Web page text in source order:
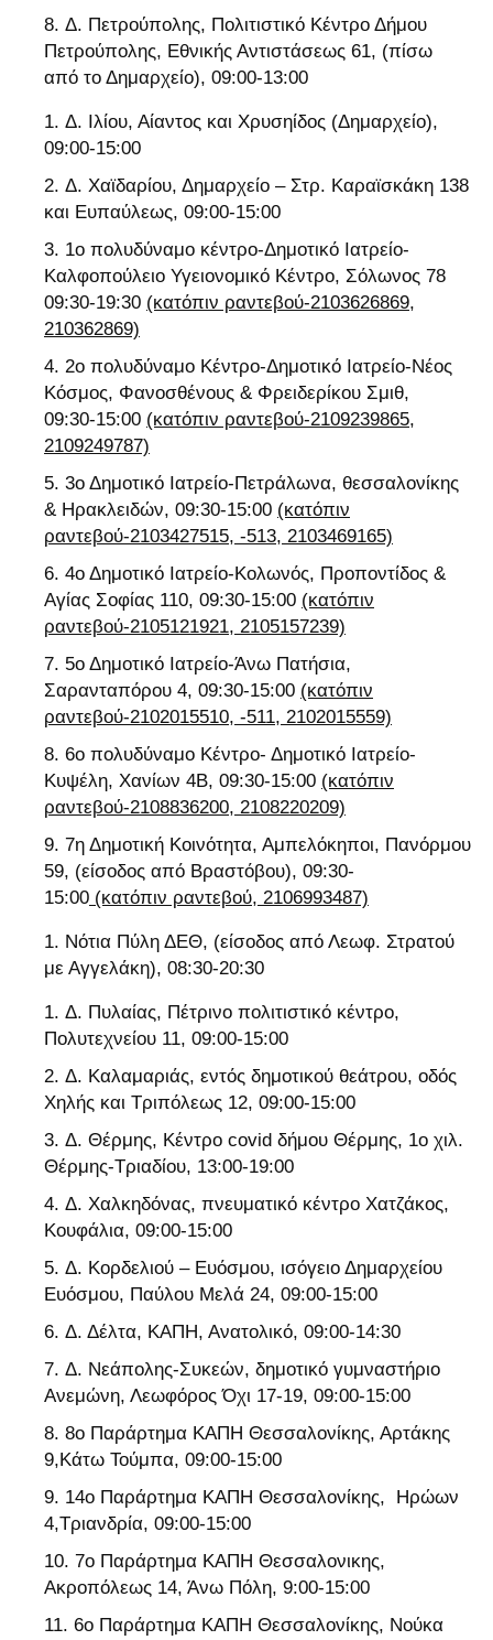
Δ. Πετρούπολης, Πολιτιστικό Κέντρο Δήμου
Πετρούπολης, Εθνικής Αντιστάσεως 61, (πίσω
από το Δημαρχείο), 09:00-13:00
Δ. Ιλίου, Αίαντος και Χρυσηίδος (Δημαρχείο),
09:00-15:00
Δ. Χαϊδαρίου, Δημαρχείο – Στρ. Καραϊσκάκη 138
και Ευπαύλεως, 09:00-15:00
1ο πολυδύναμο κέντρο-Δημοτικό Ιατρείο-
Καλφοπούλειο Υγειονομικό Κέντρο, Σόλωνος 78
09:30-19:30 (κατόπιν ραντεβού-2103626869,
210362869)
2ο πολυδύναμο Κέντρο-Δημοτικό Ιατρείο-Νέος
Κόσμος, Φανοσθένους & Φρειδερίκου Σμιθ,
09:30-15:00 (κατόπιν ραντεβού-2109239865,
2109249787)
3ο Δημοτικό Ιατρείο-Πετράλωνα, θεσσαλονίκης
& Ηρακλειδών, 09:30-15:00 (κατόπιν
ραντεβού-2103427515, -513, 2103469165)
4ο Δημοτικό Ιατρείο-Κολωνός, Προποντίδος &
Αγίας Σοφίας 110, 09:30-15:00 (κατόπιν
ραντεβού-2105121921, 2105157239)
5ο Δημοτικό Ιατρείο-Άνω Πατήσια,
Σαρανταπόρου 4, 09:30-15:00 (κατόπιν
ραντεβού-2102015510, -511, 2102015559)
6ο πολυδύναμο Κέντρο- Δημοτικό Ιατρείο-
Κυψέλη, Χανίων 4Β, 09:30-15:00 (κατόπιν
ραντεβού-2108836200, 2108220209)
7η Δημοτική Κοινότητα, Αμπελόκηποι, Πανόρμου
59, (είσοδος από Βραστόβου), 09:30-
15:00 (κατόπιν ραντεβού, 2106993487)
Νότια Πύλη ΔΕΘ, (είσοδος από Λεωφ. Στρατού
με Αγγελάκη), 08:30-20:30
Δ. Πυλαίας, Πέτρινο πολιτιστικό κέντρο,
Πολυτεχνείου 11, 09:00-15:00
Δ. Καλαμαριάς, εντός δημοτικού θεάτρου, οδός
Χηλής και Τριπόλεως 12, 09:00-15:00
Δ. Θέρμης, Κέντρο covid δήμου Θέρμης, 1ο χιλ.
Θέρμης-Τριαδίου, 13:00-19:00
Δ. Χαλκηδόνας, πνευματικό κέντρο Χατζάκος,
Κουφάλια, 09:00-15:00
Δ. Κορδελιού – Ευόσμου, ισόγειο Δημαρχείου
Ευόσμου, Παύλου Μελά 24, 09:00-15:00
Δ. Δέλτα, ΚΑΠΗ, Ανατολικό, 09:00-14:30
Δ. Νεάπολης-Συκεών, δημοτικό γυμναστήριο
Ανεμώνη, Λεωφόρος Όχι 17-19, 09:00-15:00
8ο Παράρτημα ΚΑΠΗ Θεσσαλονίκης, Αρτάκης
9,Κάτω Τούμπα, 09:00-15:00
14ο Παράρτημα ΚΑΠΗ Θεσσαλονίκης, Ηρώων
4,Τριανδρία, 09:00-15:00
7ο Παράρτημα ΚΑΠΗ Θεσσαλονικης,
Ακροπόλεως 14, Άνω Πόλη, 9:00-15:00
6ο Παράρτημα ΚΑΠΗ Θεσσαλονίκης, Νούκα